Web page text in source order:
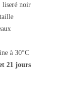
liseré noir
à 30°C
21 jours